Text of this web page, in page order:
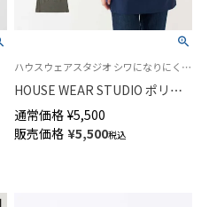
ハウスウェアスタジオ シワになりにくい ポリエステル素材カフェ 飲食店 レストラン ユニフォーム
HOUSE WEAR STUDIO ポリエ
ステルトロ 無地 ポリエステル
100％ 前結び ショート レディー
ス エプロン 70375052
通常価格 ¥5,500
販売価格 ¥5,500税込